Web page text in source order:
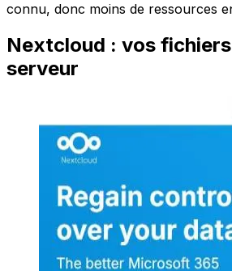
connu, donc moins de ressources
Nextcloud : vos
serveur